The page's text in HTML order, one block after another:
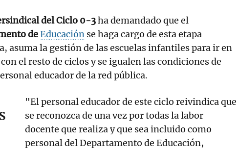
del Ciclo 0-3ha demandado que el
deEducación se haga cargo de esta etapa
asuma la gestión de las escuelas infantiles para ir en
el resto de ciclos y se igualen las condiciones de
educador de la red pública.
"El personal educador de este ciclo reivindica que
se reconozca de una vez por todas la labor
docente que realiza y que sea incluido como
personal del Departamento de Educación,